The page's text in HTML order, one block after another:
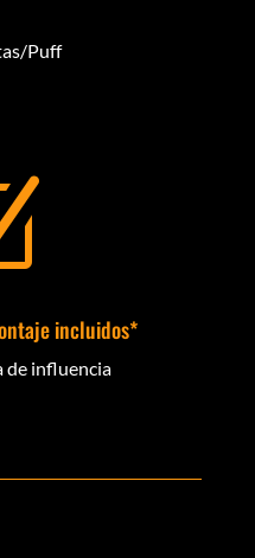
Puff
incluidos*
de influencia